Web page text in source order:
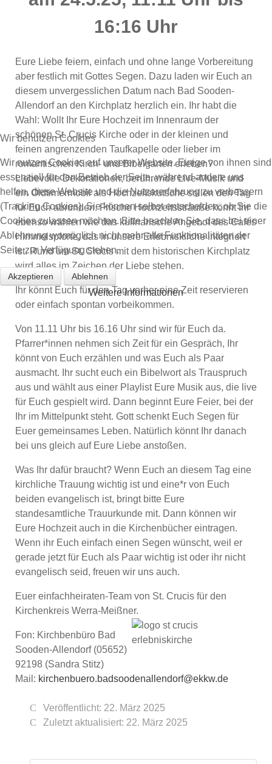
16:16 Uhr
Eure Liebe feiern, einfach und ohne lange Vorbereitung
aber festlich mit Gottes Segen. Dazu laden wir Euch an
diesem unvergesslichen Datum nach Bad Sooden-
Allendorf an den Kirchplatz herzlich ein. Ihr habt die
Wahl: Wollt Ihr Eure Hochzeit im Innenraum der
schönen St. Crucis Kirche oder in der kleinen und
feinen angrenzenden Taufkapelle oder lieber im
romantischen Kirch- und Bibelgarten erleben?
Liebevolle Dekorationen, berührende Live-Musik und
ein Oldtimermobil als Hochzeitskutsche sollen den Tag
für Euch abrunden. Frische Hochzeitssträuße könnt Ihr
ebenso wählen wie das kulinarische Angebot des Cafés
Himmelspforte, das in unsere Erlebniskirche integriert
ist. Rund um St. Crucis mit dem historischen Kirchplatz
wird alles im Zeichen der Liebe stehen.
Ihr könnt Euch für den Tag vorher eine Zeit reservieren
oder einfach spontan vorbeikommen.
Von 11.11 Uhr bis 16.16 Uhr sind wir für Euch da.
Pfarrer*innen nehmen sich Zeit für ein Gespräch, Ihr
könnt von Euch erzählen und was Euch als Paar
ausmacht. Ihr sucht euch ein Bibelwort als Trauspruch
aus und wählt aus einer Playlist Eure Musik aus, die live
für Euch gespielt wird. Dann beginnt Eure Feier, bei der
Ihr im Mittelpunkt steht. Gott schenkt Euch Segen für
Euer gemeinsames Leben. Natürlich könnt Ihr danach
bei uns gleich auf Eure Liebe anstoßen.
Was Ihr dafür braucht? Wenn Euch an diesem Tag eine
kirchliche Trauung wichtig ist und eine*r von Euch
beiden evangelisch ist, bringt bitte Eure
standesamtliche Trauurkunde mit. Dann können wir
Eure Hochzeit auch in die Kirchenbücher eintragen.
Wenn ihr Euch einfach einen Segen wünscht, weil er
gerade jetzt für Euch als Paar wichtig ist oder ihr nicht
evangelisch seid, freuen wir uns auch.
Euer einfachheiraten-Team von St. Crucis für den
Kirchenkreis Werra-Meißner.
Fon: Kirchbenbüro Bad
Sooden-Allendorf (05652)
92198 (Sandra Stitz)
Mail: kirchenbuero.badsoodenallendorf@ekkw.de
Veröffentlicht: 22. März 2025
Zuletzt aktualisiert: 22. März 2025
Wir benutzen Cookies
Wir nutzen Cookies auf unserer Website. Einige von ihnen sind
essenziell für den Betrieb der Seite, während andere uns
helfen, diese Website und die Nutzererfahrung zu verbessern
(Tracking Cookies). Sie können selbst entscheiden, ob Sie die
Cookies zulassen möchten. Bitte beachten Sie, dass bei einer
Ablehnung womöglich nicht mehr alle Funktionalitäten der
Seite zur Verfügung stehen.
Akzeptieren Ablehnen
Weitere Informationen